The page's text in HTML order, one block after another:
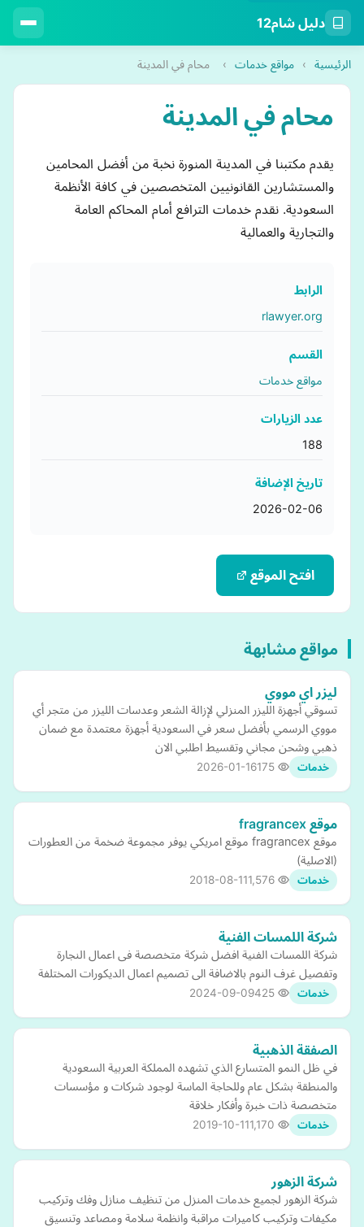
دليل شام12
الرئيسية › مواقع خدمات › محام في المدينة
محام في المدينة
يقدم مكتبنا في المدينة المنورة نخبة من أفضل المحامين
والمستشارين القانونيين المتخصصين في كافة الأنظمة
السعودية. نقدم خدمات الترافع أمام المحاكم العامة
والتجارية والعمالية
الرابط
rlawyer.org
القسم
مواقع خدمات
عدد الزيارات
188
تاريخ الإضافة
2026-02-06
افتح الموقع
مواقع مشابهة
ليزر اي مووي
تسوقي أجهزة الليزر المنزلي لإزالة الشعر وعدسات الليزر من متجر أي
مووي الرسمي بأفضل سعر في السعودية أجهزة معتمدة مع ضمان
ذهبي وشحن مجاني وتقسيط اطلبي الان
خدمات 2026-01-16
موقع fragrancex
موقع fragrancex موقع امريكي يوفر مجموعة ضخمة من العطورات
(الاصلية)
خدمات 2018-08-11
شركة اللمسات الفنية
شركة اللمسات الفنية افضل شركة متخصصة فى اعمال النجارة
وتفصيل غرف النوم بالاضافة الى تصميم اعمال الديكورات المختلفة
خدمات 2024-09-09
الصفقة الذهبية
في ظل النمو المتسارع الذي تشهده المملكة العربية السعودية
والمنطقة بشكل عام وللحاجة الماسة لوجود شركات و مؤسسات
متخصصة ذات خبرة وأفكار خلاقة
خدمات 2019-10-11
شركة الزهور
شركة الزهور لجميع خدمات المنزل من تنظيف منازل وفك وتركيب
مكيفات وتركيب كاميرات مراقبة وانظمة سلامة ومصاعد وتنسيق